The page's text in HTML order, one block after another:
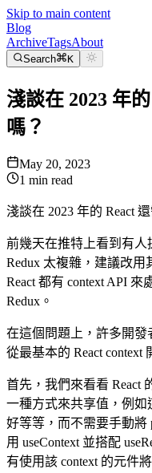
Skip to main content
Blog
ArchiveTagsAbout
Search K
淺談在 2023 年
嗎？
May 20, 2023
1 min read
淺談在 2023 年的 React
前幾天在推特上看到有
Redux 太複雜，建議改
React 都有 context API
Redux。
在這個問題上，許多開
從最基本的 React context
首先，我們來看看 React
一種方式來共享值，例
好等等，而不需要手動將
用 useContext 並搭配
有使用該 context 的元件